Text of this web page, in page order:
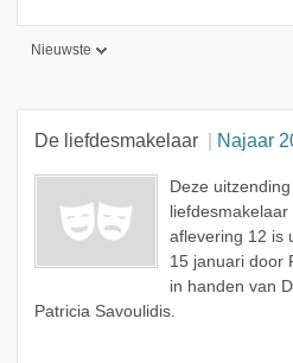
Nieuwste
De liefdesmakelaar Najaar
Deze
aflevering 12 is
15 januari door
in handen van
Patricia Savoulidis.